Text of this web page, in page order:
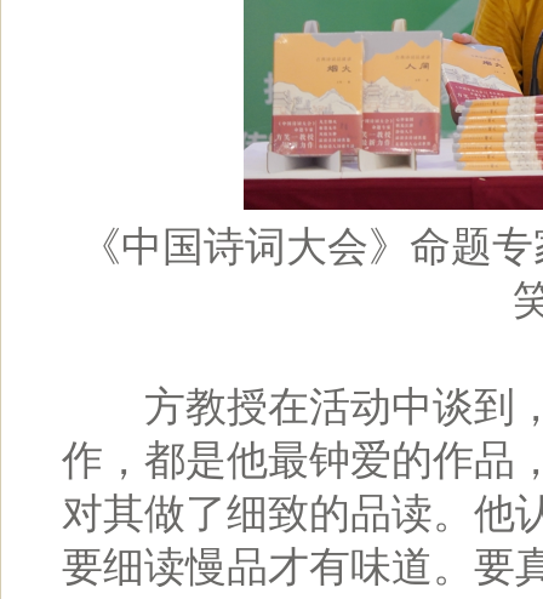
《中国诗词大会》命题
方教授在活动中谈到，
作，都是他最钟爱的作品
对其做了细致的品读。他
要细读慢品才有味道。要